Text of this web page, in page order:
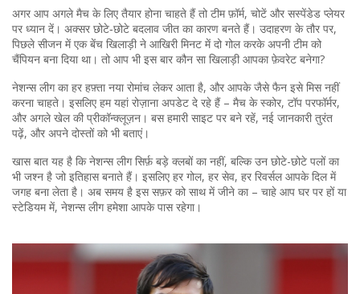
अगर आप अगले मैच के लिए तैयार होना चाहते हैं तो टीम फ़ॉर्म, चोटें और सस्पेंडेड प्लेयर
पर ध्यान दें। अक्सर छोटे‑छोटे बदलाव जीत का कारण बनते हैं। उदाहरण के तौर पर,
पिछले सीजन में एक बेंच खिलाड़ी ने आखिरी मिनट में दो गोल करके अपनी टीम को
चैंपियन बना दिया था। तो आप भी इस बार कौन सा खिलाड़ी आपका फ़ेवरेट बनेगा?
नेशन्स लीग का हर हफ़्ता नया रोमांच लेकर आता है, और आपके जैसे फैन इसे मिस नहीं
करना चाहते। इसलिए हम यहां रोज़ाना अपडेट दे रहे हैं – मैच के स्कोर, टॉप परफॉर्मर,
और अगले खेल की प्रीकॉन्क्लूज़न। बस हमारी साइट पर बने रहें, नई जानकारी तुरंत
पढ़ें, और अपने दोस्तों को भी बताएं।
खास बात यह है कि नेशन्स लीग सिर्फ़ बड़े क्लबों का नहीं, बल्कि उन छोटे-छोटे पलों का
भी जश्न है जो इतिहास बनाते हैं। इसलिए हर गोल, हर सेव, हर रिवर्सल आपके दिल में
जगह बना लेता है। अब समय है इस सफ़र को साथ में जीने का – चाहे आप घर पर हों या
स्टेडियम में, नेशन्स लीग हमेशा आपके पास रहेगा।